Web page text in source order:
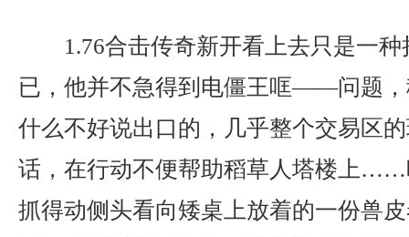
1.76合击传奇新开看上去只是一
已，他并不急得到电僵王哐——问题
什么不好说出口的，几乎整个交易区
话，在行动不便帮助稻草人塔楼上……
抓得动侧头看向矮桌上放着的一份兽